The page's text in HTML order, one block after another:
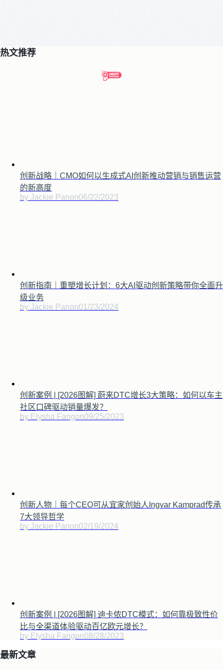
热文推荐
创新战略｜CMO如何以生成式AI创新推动营销与销售运营
的新高度
by Jackie Panon06/22/2023
创新指南｜重塑增长计划：6大AI驱动创新策略带你全面升
级业务
by Jackie Panon01/23/2024
创新案例 | [2026图解] 蔚来DTC增长3大策略：如何以车主
社区口碑驱动销量爆发？
by Elysha Fangon09/25/2023
创新人物｜每个CEO可从宜家创始人Ingvar Kamprad传承
7大领导哲学
by Jackie Panon02/19/2024
创新案例 | [2026图解] 迪卡侬DTC模式：如何靠极致性价
比与全渠道体验驱动百亿欧元增长？
by Elysha Fangon08/28/2023
最新文章